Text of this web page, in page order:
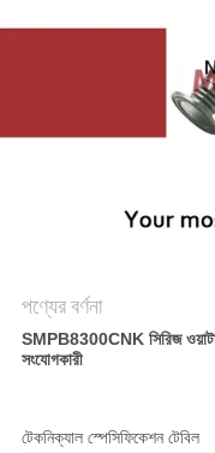
পণ্যের বর্ণনা
SMPB8300CNK সিরিজ
সংযোগকারী
টেকনিক্যাল স্পেসিফিকেশন টেবিল